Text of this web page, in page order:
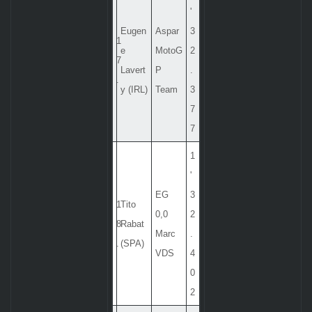
1
7
Eugen
e
Lavert
y (IRL)
Aspar
MotoG
P
Team
'
3
2
3
7
7
1
8
Tito
Rabat
(SPA)
EG
0,0
Marc
VDS
1
'
3
2
4
0
2